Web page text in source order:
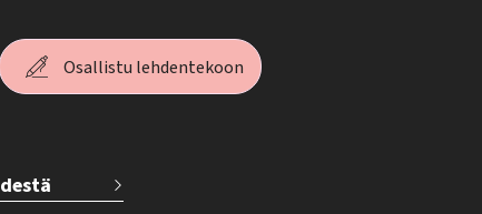
Osallistu lehdentekoon